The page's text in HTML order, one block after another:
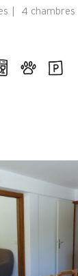
4 chambres